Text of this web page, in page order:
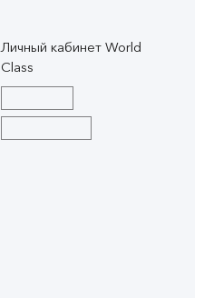
Личный кабинет World
Class